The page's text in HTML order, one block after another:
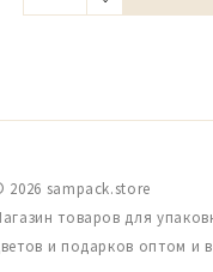
2026 sampack.store
товаров для
и подарков оптом и